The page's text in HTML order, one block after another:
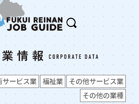
サービス業 福祉業
その他サービス業
その他の業種